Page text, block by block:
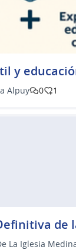
y
Alpuy 0 1
de
La Iglesia